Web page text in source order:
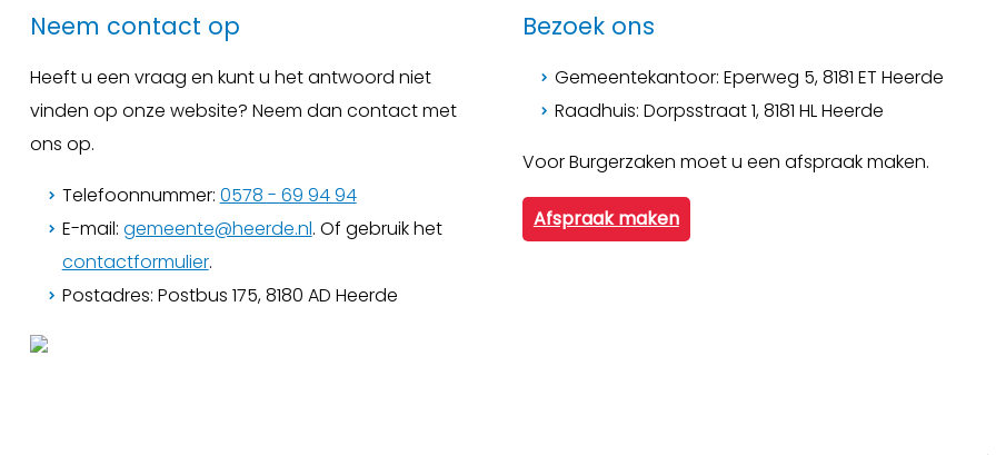
Neem contact op
Heeft u een vraag en kunt u het antwoord niet
vinden op onze website? Neem dan contact met
ons op.
Telefoonnummer: 0578 - 69 94 94
E-mail: gemeente@heerde.nl. Of gebruik het
contactformulier.
Postadres: Postbus 175, 8180 AD Heerde
Bezoek ons
Gemeentekantoor: Eperweg 5, 8181 ET Heerde
Raadhuis: Dorpsstraat 1, 8181 HL Heerde
Voor Burgerzaken moet u een afspraak maken.
Afspraak maken